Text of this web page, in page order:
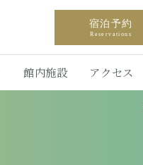
宿泊予約
Reservations
館内施設 アクセス